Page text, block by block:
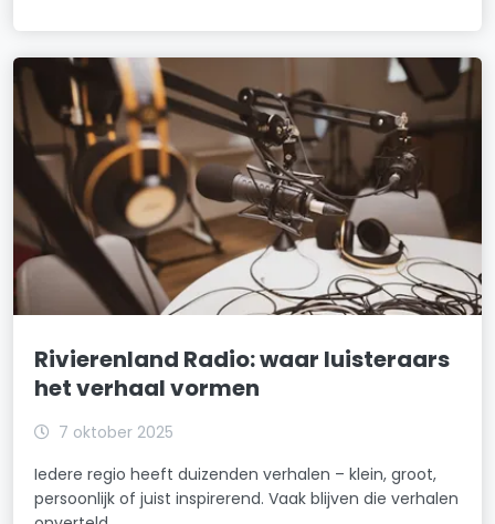
Rivierenland Radio: waar luisteraars
het verhaal vormen
7 oktober 2025
Iedere regio heeft duizenden verhalen – klein, groot,
persoonlijk of juist inspirerend. Vaak blijven die verhalen